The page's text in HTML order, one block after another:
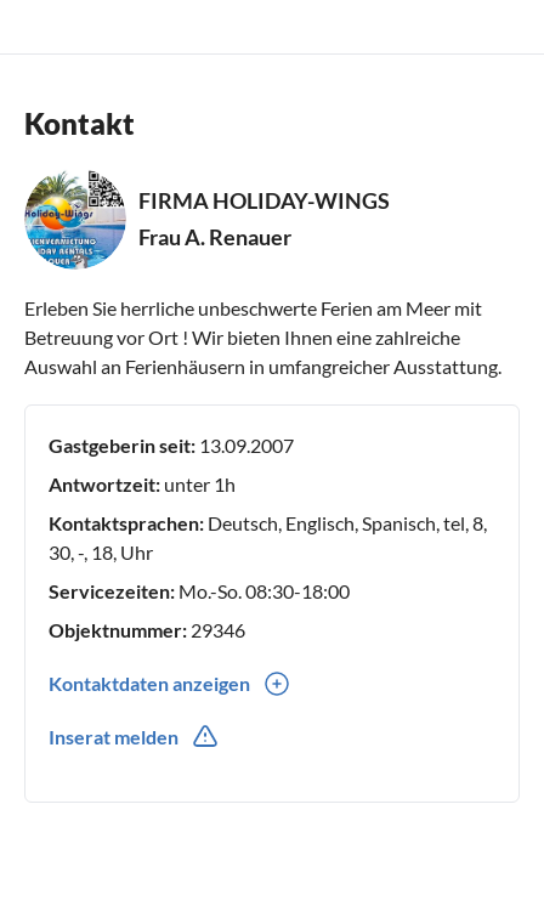
Kontakt
FIRMA HOLIDAY-WINGS
Frau A. Renauer
Erleben Sie herrliche unbeschwerte Ferien am Meer mit
Betreuung vor Ort ! Wir bieten Ihnen eine zahlreiche
Auswahl an Ferienhäusern in umfangreicher Ausstattung.
Gastgeberin seit: 13.09.2007
Antwortzeit: unter 1h
Kontaktsprachen: Deutsch, Englisch, Spanisch, tel, 8,
30, -, 18, Uhr
Servicezeiten: Mo.-So. 08:30-18:00
Objektnummer: 29346
Kontaktdaten anzeigen
Inserat melden